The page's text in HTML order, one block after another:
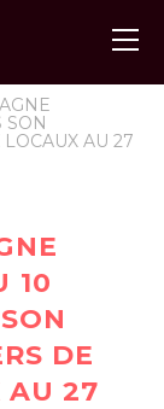
SON
AU 27
10
DE
AU 27